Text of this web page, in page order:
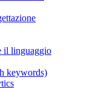
il linguaggio
keywords)